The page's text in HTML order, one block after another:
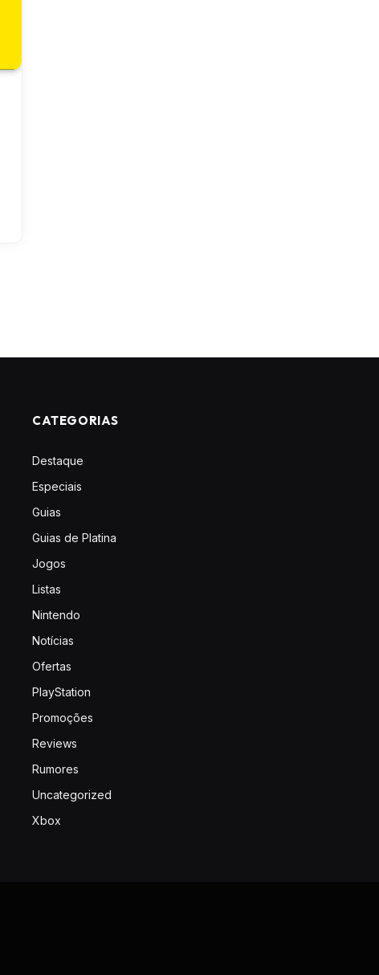
CATEGORIAS
Destaque
Especiais
Guias
Guias de Platina
Jogos
Listas
Nintendo
Notícias
Ofertas
PlayStation
Promoções
Reviews
Rumores
Uncategorized
Xbox